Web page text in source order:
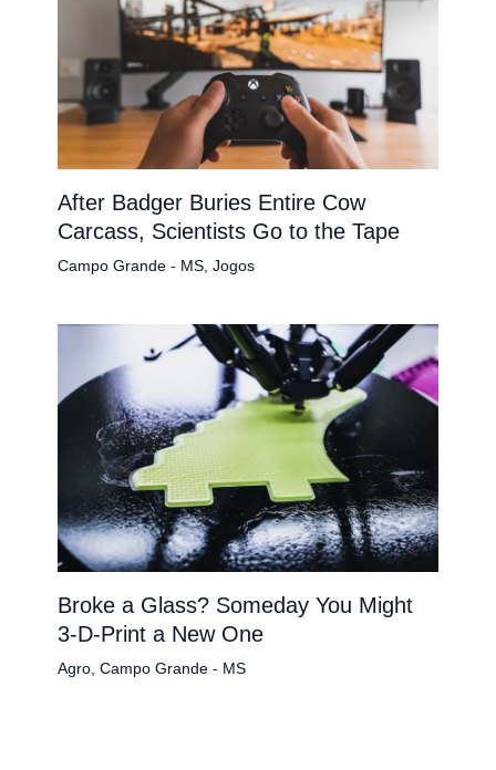
After Badger Buries Entire Cow
Carcass, Scientists Go to the Tape
Campo Grande - MS, Jogos
Broke a Glass? Someday You Might
3-D-Print a New One
Agro, Campo Grande - MS